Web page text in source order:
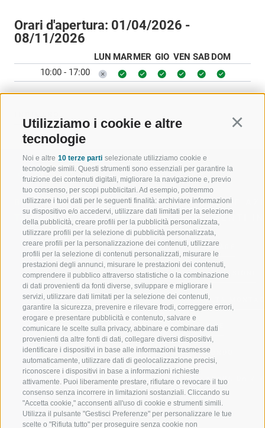
Utilizziamo i cookie e altre
tecnologie
Noi e altre 10 terze parti selezionate utilizziamo cookie e
tecnologie simili. Questi strumenti sono essenziali per garantire la
fruizione dei contenuti digitali, migliorare la navigazione e, previo
tuo consenso, per scopi pubblicitari. Ad esempio, potremmo
utilizzare i tuoi dati per le seguenti finalità: archiviare informazioni
su dispositivo e/o accedervi, utilizzare dati limitati per la selezione
della pubblicità, creare profili per la pubblicità personalizzata,
utilizzare profili per la selezione di pubblicità personalizzata,
creare profili per la personalizzazione dei contenuti, utilizzare
profili per la selezione di contenuti personalizzati, misurare le
prestazioni degli annunci, misurare le prestazioni dei contenuti,
comprendere il pubblico attraverso statistiche o la combinazione
di dati provenienti da fonti diverse, sviluppare e migliorare i
servizi, utilizzare dati limitati per la selezione dei contenuti,
garantire la sicurezza, prevenire e rilevare frodi, correggere errori,
erogare e presentare pubblicità e contenuto, salvare e
comunicare le scelte sulla privacy, abbinare e combinare dati
provenienti da altre fonti di dati, collegare diversi dispositivi,
identificare i dispositivi in base alle informazioni trasmesse
automaticamente, utilizzare dati di geolocalizzazione precisi,
riconoscere i dispositivi in base a informazioni richieste
attivamente. Puoi liberamente prestare, rifiutare o revocare il tuo
consenso senza incorrere in limitazioni sostanziali. Cliccando su
"Accetta cookie," acconsenti all'uso di cookie e strumenti simili.
Utilizza il pulsante "Gestisci Preferenze" per personalizzare le tue
scelte o "Rifiuta tutto" per proseguire senza cookie non
Orari d'apertura: 01/04/2026 -
08/11/2026
LUN MAR MER GIO VEN SAB DOM
10:00 - 17:00
BENVENUTI NELLA REGIONE
TURISTICA DI RACINES
VAL GIOVO
VAL RACINES
VAL RIDANNA
IMPIANTI DI RISALITA
SCUOLA DI SCI RACINES
LUISL'S SKI SCHOOL A RACINES
SPORT E
MOMENTI
SCIARE
ESCURSIONI
ALTA
BIKE
FONDO
ACQUA DA